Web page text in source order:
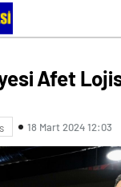
Afet
18 Mart 2024 12:03